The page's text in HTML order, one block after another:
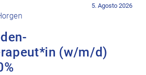
(w/m/d)
5. Agosto 2026